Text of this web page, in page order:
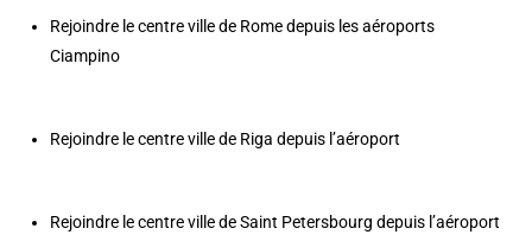
Rejoindre le centre ville de Rome depuis les aéroports
Ciampino
Rejoindre le centre ville de Riga depuis l’aéroport
Rejoindre le centre ville de Saint Petersbourg depuis l’aéroport